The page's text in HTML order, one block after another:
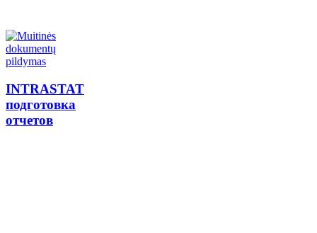
INTRASTAT
подготовка
отчетов